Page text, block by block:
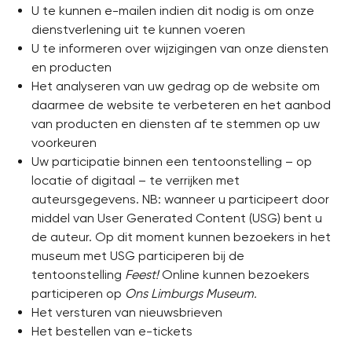
U te kunnen e-mailen indien dit nodig is om onze
dienstverlening uit te kunnen voeren
U te informeren over wijzigingen van onze diensten
en producten
Het analyseren van uw gedrag op de website om
daarmee de website te verbeteren en het aanbod
van producten en diensten af te stemmen op uw
voorkeuren
Uw participatie binnen een tentoonstelling – op
locatie of digitaal – te verrijken met
auteursgegevens. NB: wanneer u participeert door
middel van User Generated Content (USG) bent u
de auteur. Op dit moment kunnen bezoekers in het
museum met USG participeren bij de
tentoonstelling Feest!Online kunnen bezoekers
participeren op Ons Limburgs Museum.
Het versturen van nieuwsbrieven
Het bestellen van e-tickets